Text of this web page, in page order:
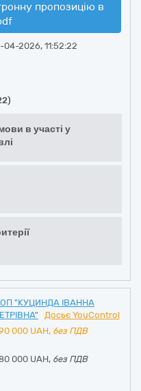
пропозицію в
04-2026, 11:52:22
в участі у
"КУЦИНДА ІВАННА
Досьє YouControl
000 UAH, без ПДВ
000 UAH, без ПДВ